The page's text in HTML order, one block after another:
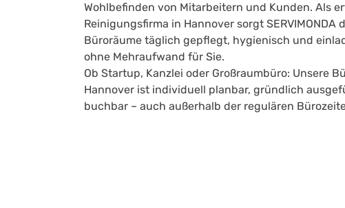
Wohlbefinden von Mitarbeitern und Kunden. Als
Reinigungsfirma in Hannover sorgt SERVIMONDA
Büroräume täglich gepflegt, hygienisch und
ohne Mehraufwand für Sie.
Ob Startup, Kanzlei oder Großraumbüro: Unsere
Hannover ist individuell planbar, gründlich
buchbar – auch außerhalb der regulären